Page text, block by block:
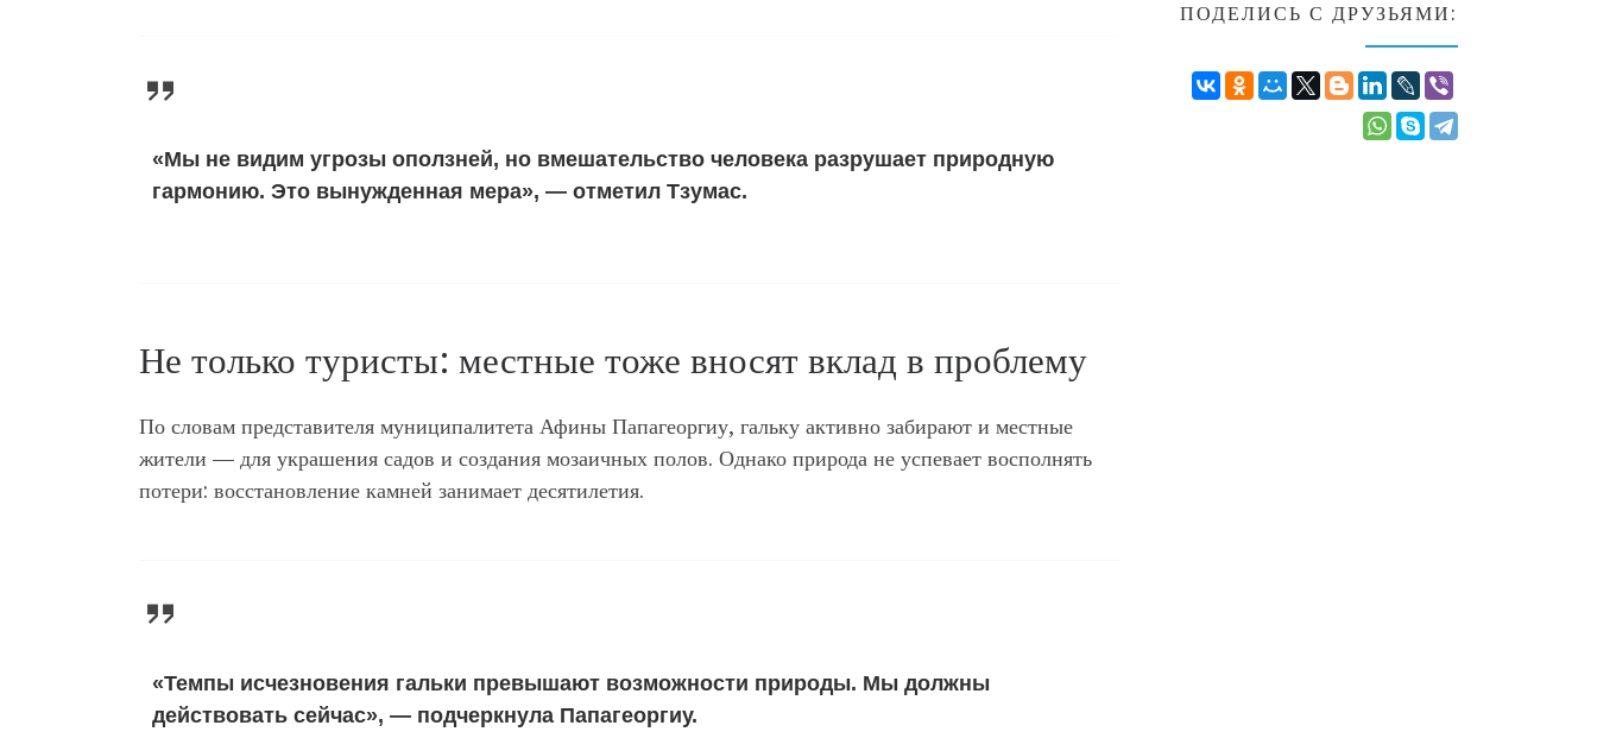
«Мы не видим угрозы оползней, но вмешательство человека разрушает природную
гармонию. Это вынужденная мера», — отметил Тзумас.
Не только туристы: местные тоже вносят вклад в проблему
По словам представителя муниципалитета Афины Папагеоргиу, гальку активно забирают и местные
жители — для украшения садов и создания мозаичных полов. Однако природа не успевает восполнять
потери: восстановление камней занимает десятилетия.
«Темпы исчезновения гальки превышают возможности природы. Мы должны
действовать сейчас», — подчеркнула Папагеоргиу.
ПОДЕЛИСЬ С ДРУЗЬЯМИ: